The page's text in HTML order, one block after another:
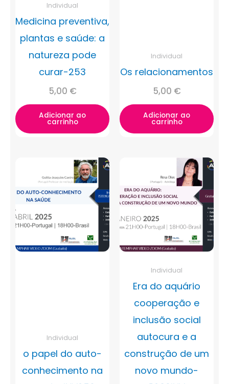
Individual
Medicina preventiva,
plantas e saúde: a
natureza pode
curar-253
5,00 €
Adicionar ao
carrinho
Individual
Os relacionamentos
5,00 €
Adicionar ao
carrinho
Individual
o papel do auto-
conhecimento na
Individual
Era do aquário
cooperação e
inclusão social
autocura e a
construção de um
novo mundo-